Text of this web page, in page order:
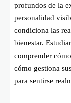
profundos de la
personalidad
condiciona las
bienestar.
comprender
cómo gestiona
para sentirse